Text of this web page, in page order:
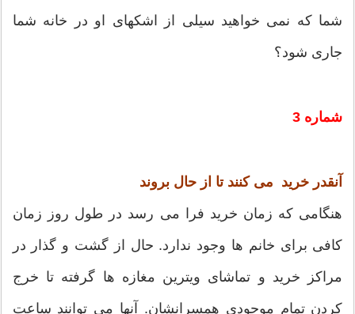
شما که نمی خواهید سیلی از اشکهای او در خانه شما
جاری شود؟
شماره 3
آنقدر خرید می کنند تا از حال بروند
هنگامی که زمان خرید فرا می رسد در طول روز زمان
کافی برای خانم ها وجود ندارد. حال از گشت و گذار در
مراکز خرید و تماشای ویترین مغازه ها گرفته تا خرج
کردن تمام موجودی همسرانشان. آنها می توانند ساعت